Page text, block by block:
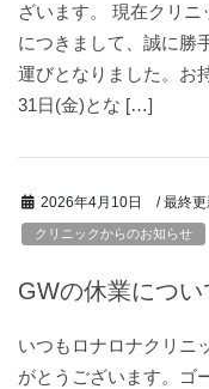
ざいます。 現在クリ
につきまして、誠に勝
運びとなりました。お
31日(金)とな […]
2026年4月10日 / 最終
クリニックからのお知らせ
GWの休業につい
いつもロナロナクリニ
がとうございます。ゴ